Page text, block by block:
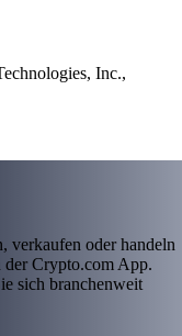
Inc.,
verkaufen oder handeln
der Crypto.com App.
sich branchenweit